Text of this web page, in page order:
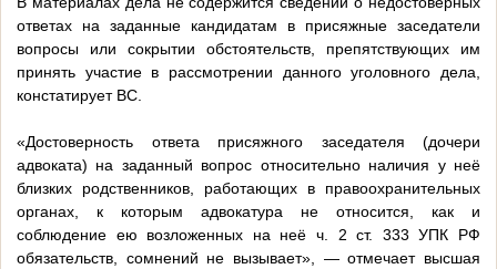
ответах на заданные кандидатам в присяжные заседатели
вопросы или сокрытии обстоятельств, препятствующих им
принять участие в рассмотрении данного уголовного дела,
констатирует ВС.
«Достоверность ответа присяжного заседателя (дочери
адвоката) на заданный вопрос относительно наличия у неё
близких родственников, работающих в правоохранительных
органах, к которым адвокатура не относится, как и
соблюдение ею возложенных на неё ч. 2 ст. 333 УПК РФ
обязательств, сомнений не вызывает», — отмечает высшая